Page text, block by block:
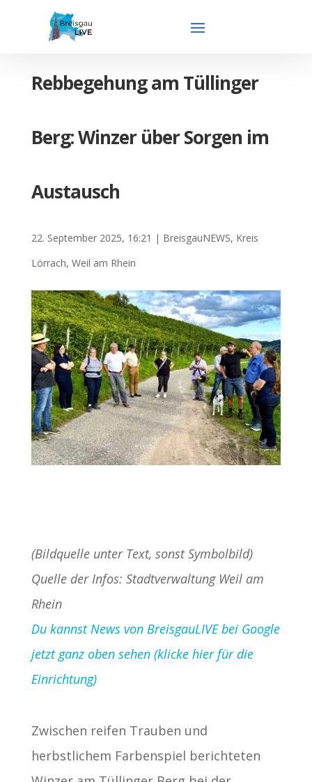
Rebbegehung am Tüllinger
Berg: Winzer über Sorgen im
Austausch
22. September 2025, 16:21 | BreisgauNEWS, Kreis
Lörrach, Weil am Rhein
(Bildquelle unter Text, sonst Symbolbild)
Quelle der Infos: Stadtverwaltung Weil am
Rhein
Du kannst News von BreisgauLIVE bei Google
jetzt ganz oben sehen (klicke hier für die
Einrichtung)
Zwischen reifen Trauben und
herbstlichem Farbenspiel berichteten